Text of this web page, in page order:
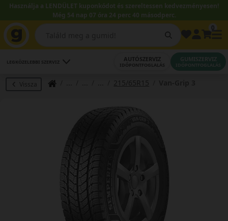
Használja a LENDÜLET kuponkódot és szereltessen kedvezményesen!
Még 54 nap 07 óra 24 perc 40 másodperc.
LEGKÖZELEBBI SZERVIZ AUTÓSZERVIZ
IDŐPONTFOGLALÁS
GUMISZERVIZ
IDŐPONTFOGLALÁS
Vissza 215/65R15